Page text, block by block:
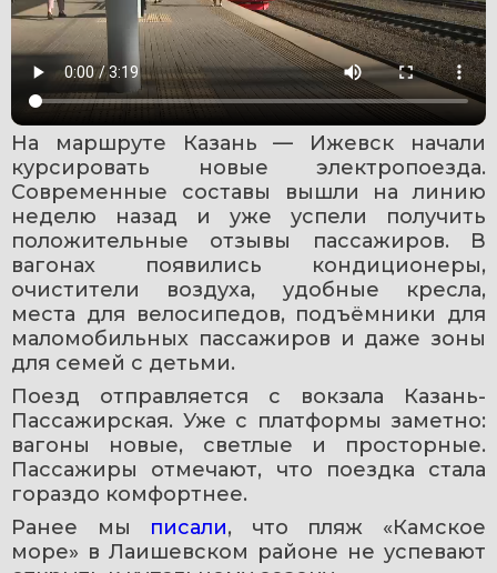
На маршруте Казань — Ижевск начали
курсировать новые электропоезда.
Современные составы вышли на линию
неделю назад и уже успели получить
положительные отзывы пассажиров. В
вагонах появились кондиционеры,
очистители воздуха, удобные кресла,
места для велосипедов, подъёмники для
маломобильных пассажиров и даже зоны
для семей с детьми.
Поезд отправляется с вокзала Казань-
Пассажирская. Уже с платформы заметно:
вагоны новые, светлые и просторные.
Пассажиры отмечают, что поездка стала
гораздо комфортнее.
Ранее мы писали, что пляж «Камское
море» в Лаишевском районе не успевают